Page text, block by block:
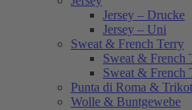
Jersey – Drucke
Jersey – Uni
Sweat & French Terry
Sweat & French
Sweat & French
Punta di Roma &
Wolle & Buntgewebe